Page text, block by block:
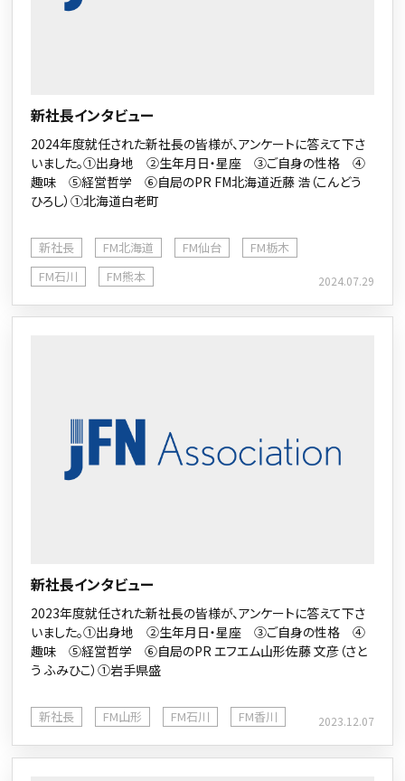
新社長インタビュー
2024年度就任された新社長の皆様が、アンケートに答えて下さ
いました。①出身地 ②生年月日・星座 ③ご自身の性格 ④
趣味 ⑤経営哲学 ⑥自局のPR FM北海道近藤 浩（こんどう
ひろし）①北海道白老町
新社長 FM北海道 FM仙台
FM栃木
FM石川
FM熊本 2024.07.29
新社長インタビュー
2023年度就任された新社長の皆様が、アンケートに答えて下さ
いました。①出身地 ②生年月日・星座 ③ご自身の性格 ④
趣味 ⑤経営哲学 ⑥自局のPR エフエム山形佐藤 文彦（さと
う ふみひこ）①岩手県盛
新社長 FM山形 FM石川 FM香川 2023.12.07